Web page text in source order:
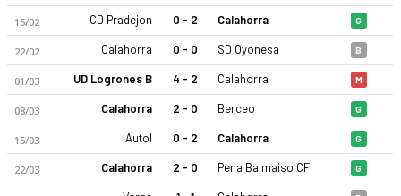
15/02 CD Pradejon 0 - 2 Calahorra G
22/02 Calahorra 0 - 0 SD Oyonesa B
01/03 UD Logrones B 4 - 2 Calahorra M
08/03 Calahorra 2 - 0 Berceo G
15/03 Autol 0 - 2 Calahorra G
22/03 Calahorra 2 - 0 Pena Balmaiso CF G